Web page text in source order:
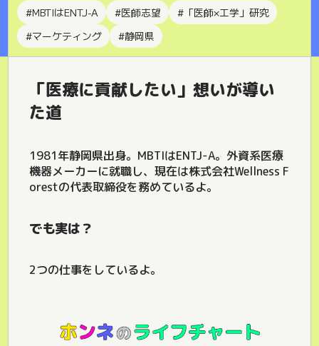
#MBTIはENTJ-A
#医師志望
#「医師×工学」研究
#マーケティング
#静岡県
「医療に貢献したい」想いが導い
た道
1981年静岡県出身。MBTIはENTJ-A。外資系医療
機器メーカーに就職し、現在は株式会社Wellness F
orestの代表取締役を務めているよ。
でも実は？
2つの仕事をしているよ。